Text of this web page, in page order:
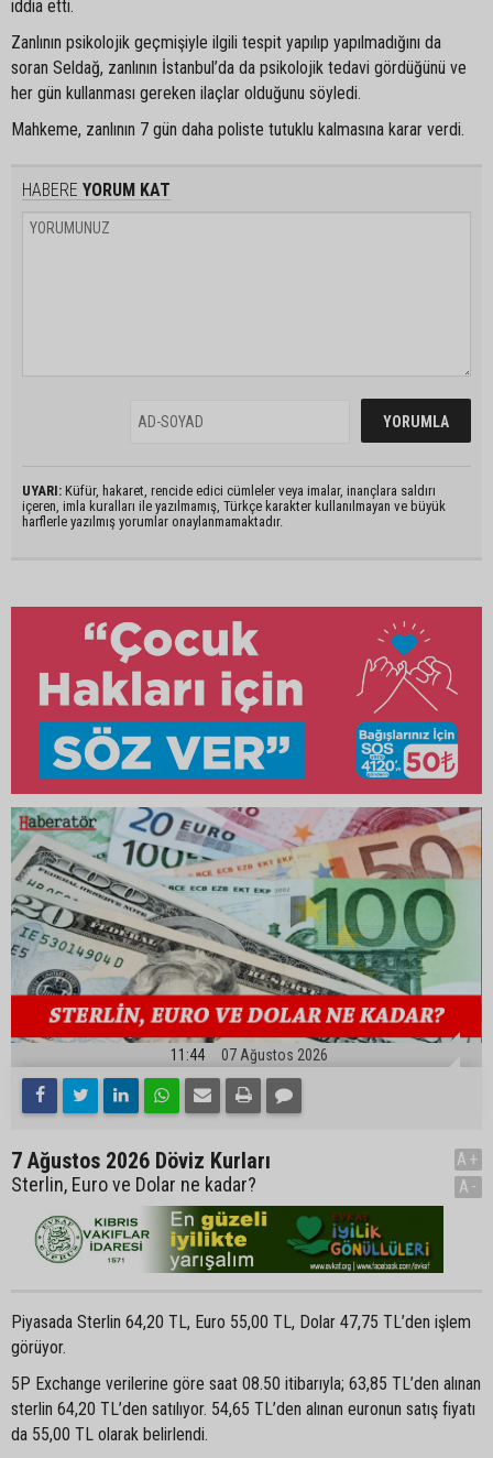
iddia etti.
Zanlının psikolojik geçmişiyle ilgili tespit yapılıp yapılmadığını da
soran Seldağ, zanlının İstanbul’da da psikolojik tedavi gördüğünü ve
her gün kullanması gereken ilaçlar olduğunu söyledi.
Mahkeme, zanlının 7 gün daha poliste tutuklu kalmasına karar verdi.
HABERE YORUM KAT
UYARI: Küfür, hakaret, rencide edici cümleler veya imalar, inançlara saldırı
içeren, imla kuralları ile yazılmamış, Türkçe karakter kullanılmayan ve büyük
harflerle yazılmış yorumlar onaylanmamaktadır.
11:44 07 Ağustos 2026
7 Ağustos 2026 Döviz Kurları
Sterlin, Euro ve Dolar ne kadar?
A+
A-
Piyasada Sterlin 64,20 TL, Euro 55,00 TL, Dolar 47,75 TL’den işlem
görüyor.
5P Exchange verilerine göre saat 08.50 itibarıyla; 63,85 TL’den alınan
sterlin 64,20 TL’den satılıyor. 54,65 TL’den alınan euronun satış fiyatı
da 55,00 TL olarak belirlendi.